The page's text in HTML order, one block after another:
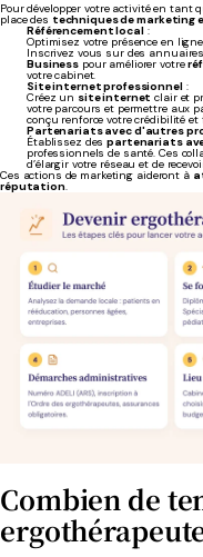
Pour développer votre activité en tant
place des techniques de marketing
Référencement local:
Optimisez votre présence en
Inscrivez vous sur des
Business pour améliorer votre
votre cabinet.
Site internet professionnel:
Créez un site internet clair et
votre parcours et permettre aux
conçu renforce votre crédibilité
Partenariats avec d'autres
Établissez despartenariats
professionnels de santé. Ces
d’élargir votre réseau et de
Ces actions de marketing aideront à
réputation.
Combien de